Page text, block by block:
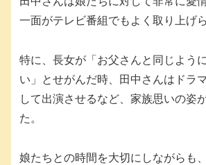
一面がテレビ番組でもよく取り上げ
特に、長女が「お父さんと同じよう
い」とせがんだ時、田中さんはドラ
して出演させるなど、家族思いの姿
た。
娘たちとの時間を大切にしながらも